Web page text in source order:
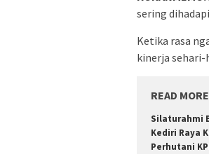
sering
Ketika rasa
kinerja sehari-
READ MORE
Silaturahmi
Kediri Raya
Perhutani